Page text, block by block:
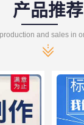
产品推荐